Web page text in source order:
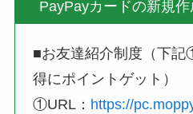
PayPayカードの新規作
■お友達紹介制度（下
得にポイントゲット）
①URL： https://